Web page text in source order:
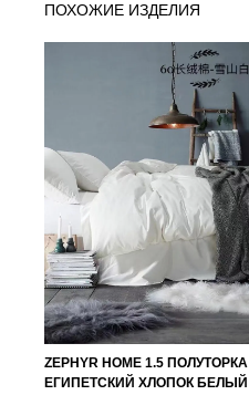
ПОХОЖИЕ ИЗДЕЛИЯ
ZEPHYR HOME 1.5 ПОЛУТОРКА
ЕГИПЕТСКИЙ ХЛОПОК БЕЛЫЙ